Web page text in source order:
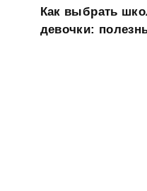
Как выбрать
девочки: